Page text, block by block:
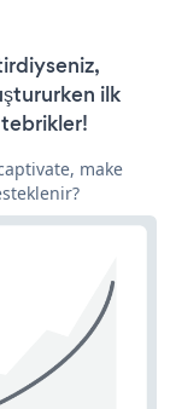
ilk
make